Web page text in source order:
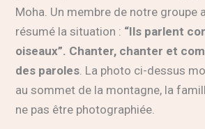
Moha. Un membre de notre groupe
résumé la situation : “Ils parlent
oiseaux”. Chanter, chanter et
des paroles. La photo ci-dessus
au sommet de la montagne, la
ne pas être photographiée.